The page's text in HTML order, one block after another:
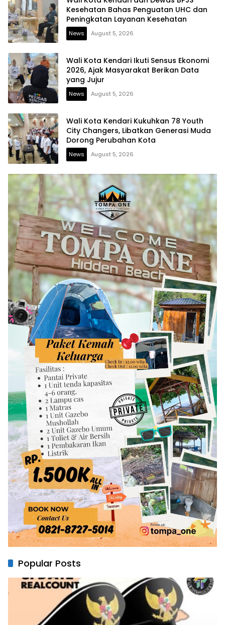
Kesehatan Bahas Penguatan UHC dan
Peningkatan Layanan Kesehatan
News August 5, 2026
Wali Kota Kendari Ikuti Sensus Ekonomi
2026, Ajak Masyarakat Berikan Data
yang Jujur
News August 5, 2026
Wali Kota Kendari Kukuhkan 78 Youth
City Changers, Libatkan Generasi Muda
Dorong Perubahan Kota
News August 5, 2026
Popular Posts